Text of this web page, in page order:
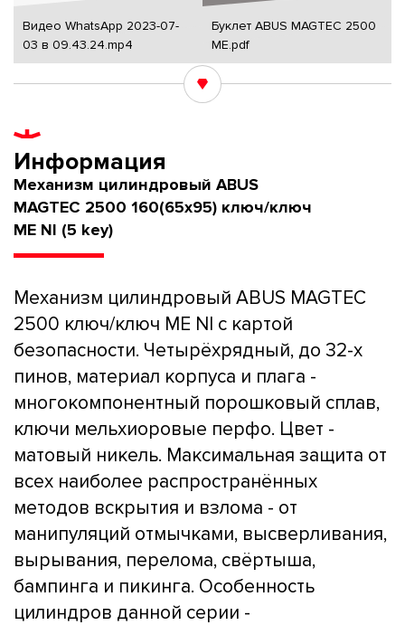
Видео WhatsApp 2023-07-
03 в 09.43.24.mp4
Буклет ABUS MAGTEC 2500
ME.pdf
Информация
Механизм цилиндровый ABUS
MAGTEC 2500 160(65x95) ключ/ключ
ME NI (5 key)
Механизм цилиндровый ABUS MAGTEC
2500 ключ/ключ ME NI с картой
безопасности. Четырёхрядный, до 32-х
пинов, материал корпуса и плага -
многокомпонентный порошковый сплав,
ключи мельхиоровые перфо. Цвет -
матовый никель. Максимальная защита от
всех наиболее распространённых
методов вскрытия и взлома - от
манипуляций отмычками, высверливания,
вырывания, перелома, свёртыша,
бампинга и пикинга. Особенность
цилиндров данной серии -